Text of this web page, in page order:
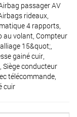
passager AV
rideaux,
4 rapports,
au volant, Compteur
15&quot;,
gainé cuir,
Siège conducteur
télécommande,
cuir